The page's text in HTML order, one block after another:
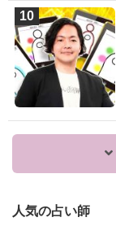
人気の占い師